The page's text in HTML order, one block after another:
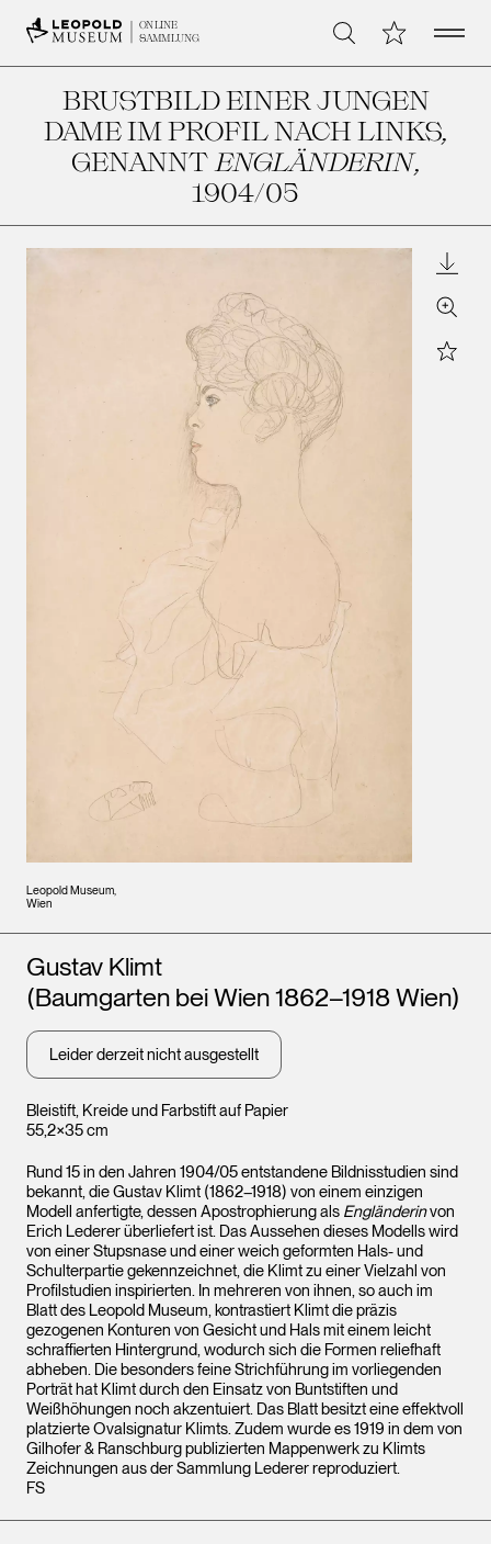
ONLINE
SAMMLUNG
Suche Meine Open
BRUSTBILD EINER JUNGEN
DAME IM PROFIL NACH LINKS,
GENANNT ENGLÄNDERIN,
1904/05
Leopold Museum,
Wien
Zoom
Star
Bleistift, Kreide und Farbstift auf Papier
55,2×35 cm
Künstler*innen
Gustav Klimt
(Baumgarten bei Wien 1862–1918 Wien)
Leider derzeit nicht ausgestellt
Rund 15 in den Jahren 1904/05 entstandene Bildnisstudien sind
bekannt, die Gustav Klimt (1862–1918) von einem einzigen
Modell anfertigte, dessen Apostrophierung als Engländerinvon
Erich Lederer überliefert ist. Das Aussehen dieses Modells wird
von einer Stupsnase und einer weich geformten Hals- und
Schulterpartie gekennzeichnet, die Klimt zu einer Vielzahl von
Profilstudien inspirierten. In mehreren von ihnen, so auch im
Blatt des Leopold Museum, kontrastiert Klimt die präzis
gezogenen Konturen von Gesicht und Hals mit einem leicht
schraffierten Hintergrund, wodurch sich die Formen reliefhaft
abheben. Die besonders feine Strichführung im vorliegenden
Porträt hat Klimt durch den Einsatz von Buntstiften und
Weißhöhungen noch akzentuiert. Das Blatt besitzt eine effektvoll
platzierte Ovalsignatur Klimts. Zudem wurde es 1919 in dem von
Gilhofer & Ranschburg publizierten Mappenwerk zu Klimts
Zeichnungen aus der Sammlung Lederer reproduziert.
FS